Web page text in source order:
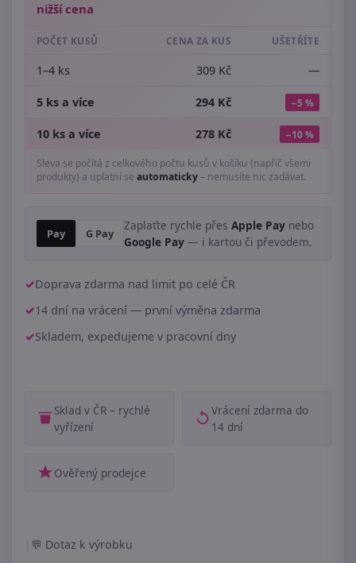
nižší cena
POČET KUSŮ CENA ZA KUS UŠETŘÍTE
1–4 ks 309 Kč —
5 ks a více 294 Kč −5 %
10 ks a více 278 Kč −10 %
Sleva se počítá z celkového počtu kusů v košíku (napříč všemi
produkty) a uplatní se automaticky– nemusíte nic zadávat.
Pay G Pay
Zaplaťte rychle přes Apple Pay nebo
Google Pay — i kartou či převodem.
Doprava zdarma nad limit po celé ČR
14 dní na vrácení — první výměna zdarma
Skladem, expedujeme v pracovní dny
Sklad v ČR – rychlé
vyřízení
Vrácení zdarma do
14 dní
Ověřený prodejce
Dotaz k výrobku